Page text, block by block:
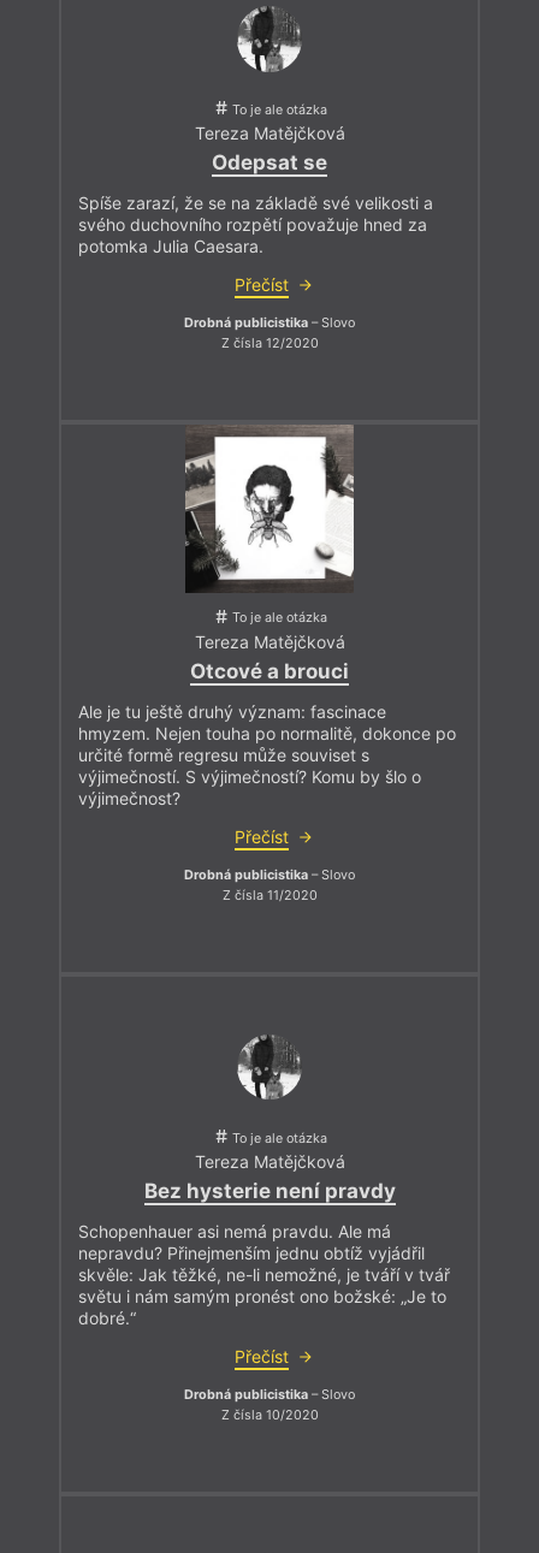
To je ale otázka
Tereza Matějčková
Odepsat se
Spíše zarazí, že se na základě své velikosti a
svého duchovního rozpětí považuje hned za
potomka Julia Caesara.
Přečíst
Drobná publicistika – Slovo
Z čísla 12/2020
To je ale otázka
Tereza Matějčková
Otcové a brouci
Ale je tu ještě druhý význam: fascinace
hmyzem. Nejen touha po normalitě, dokonce po
určité formě regresu může souviset s
výjimečností. S výjimečností? Komu by šlo o
výjimečnost?
Přečíst
Drobná publicistika – Slovo
Z čísla 11/2020
To je ale otázka
Tereza Matějčková
Bez hysterie není pravdy
Schopenhauer asi nemá pravdu. Ale má
nepravdu? Přinejmenším jednu obtíž vyjádřil
skvěle: Jak těžké, ne-li nemožné, je tváří v tvář
světu i nám samým pronést ono božské: „Je to
dobré.“
Přečíst
Drobná publicistika – Slovo
Z čísla 10/2020